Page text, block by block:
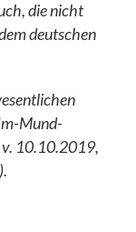
die nicht
deutschen
Mund-
10.10.2019,
).